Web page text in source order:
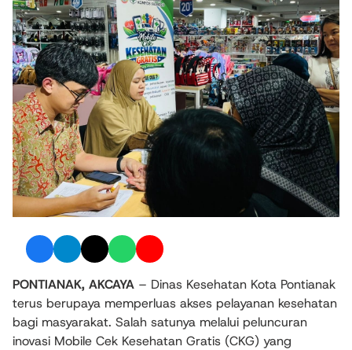
PONTIANAK, AKCAYA – Dinas Kesehatan Kota Pontianak
terus berupaya memperluas akses pelayanan kesehatan
bagi masyarakat. Salah satunya melalui peluncuran
inovasi Mobile Cek Kesehatan Gratis (CKG) yang